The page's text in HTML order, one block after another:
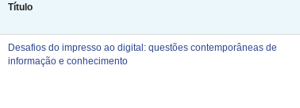
Título
Desafios do impresso ao digital: questões contemporâneas de
informação e conhecimento